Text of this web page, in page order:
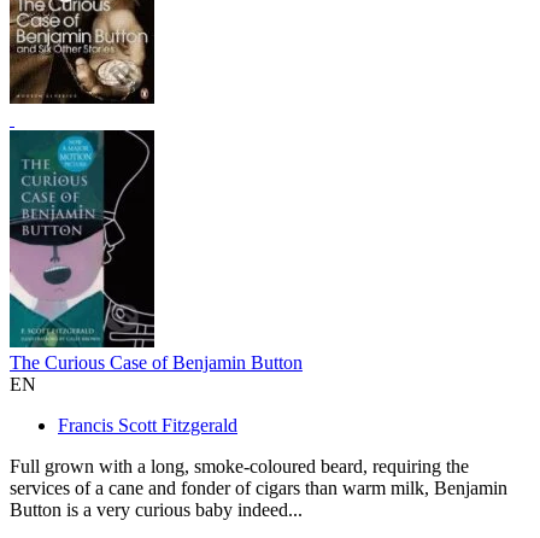
The Curious Case of Benjamin Button
EN
Francis Scott Fitzgerald
Full grown with a long, smoke-coloured beard, requiring the
services of a cane and fonder of cigars than warm milk, Benjamin
Button is a very curious baby indeed...